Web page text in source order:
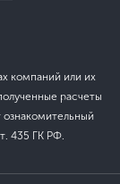
компаний или их
расчеты
435 ГК РФ.